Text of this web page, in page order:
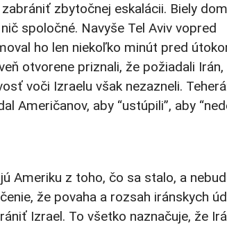
zbytočnej eskalácii. Biely
spoločné. Navyše Tel Aviv vopred
ho len niekoľko minút pred
otvorene priznali, že požiadali Irán,
voči Izraelu však nezazneli.
Američanov, aby “ustúpili”, aby
Ameriku z toho, čo sa stalo, a
že povaha a rozsah iránskych
Izrael. To všetko naznačuje, že